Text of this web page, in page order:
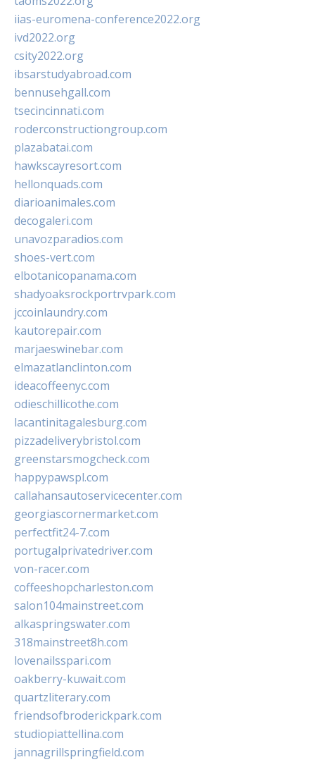
iias-euromena-conference2022.org
ivd2022.org
csity2022.org
ibsarstudyabroad.com
bennusehgall.com
tsecincinnati.com
roderconstructiongroup.com
plazabatai.com
hawkscayresort.com
hellonquads.com
diarioanimales.com
decogaleri.com
unavozparadios.com
shoes-vert.com
elbotanicopanama.com
shadyoaksrockportrvpark.com
jccoinlaundry.com
kautorepair.com
marjaeswinebar.com
elmazatlanclinton.com
ideacoffeenyc.com
odieschillicothe.com
lacantinitagalesburg.com
pizzadeliverybristol.com
greenstarsmogcheck.com
happypawspl.com
callahansautoservicecenter.com
georgiascornermarket.com
perfectfit24-7.com
portugalprivatedriver.com
von-racer.com
coffeeshopcharleston.com
salon104mainstreet.com
alkaspringswater.com
318mainstreet8h.com
lovenailsspari.com
oakberry-kuwait.com
quartzliterary.com
friendsofbroderickpark.com
studiopiattellina.com
jannagrillspringfield.com